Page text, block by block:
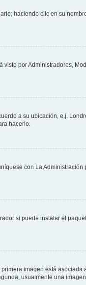
haciendo clic en su
visto por Administradores,
a su ubicación, e.j.
hacerlo.
con La Administración
si puede instalar el
imagen está asociada
usualmente una